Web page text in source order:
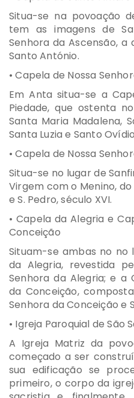
Situa-se na povoação
tem as imagens de
Senhora da Ascensão, a
Santo António.
• Capela de Nossa
Em Anta situa-se a
Piedade, que ostenta
Santa Maria Madalena,
Santa Luzia e Santo
• Capela de Nossa
Situa-se no lugar de
Virgem com o Menino,
e S. Pedro, século XVI.
• Capela da Alegria e
Conceição
Situam-se ambas no no
da Alegria, revestida
Senhora da Alegria; e a
da Conceição,
Senhora da Conceição e
• Igreja Paroquial de São
A Igreja Matriz da
começado a ser
sua edificação se
primeiro, o corpo da